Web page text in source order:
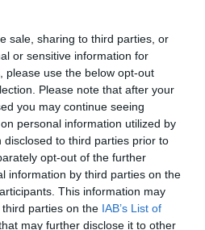
sale, sharing to third parties, or
or sensitive information for
please use the below opt-out
Please note that after your
you may continue seeing
personal information utilized by
to third parties prior to
opt-out of the further
information by third parties on the
This information may
parties on the IAB’s List of
may further disclose it to other
πελάτες μας ως τον
πρωτοβουλίας μας,
που ανταποκρίνονται
χωρίς περιττή
ψιλά γράμματα
περισσότερα για το